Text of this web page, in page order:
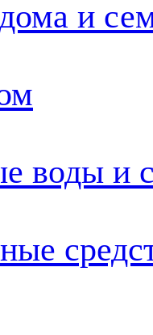
и
воды и